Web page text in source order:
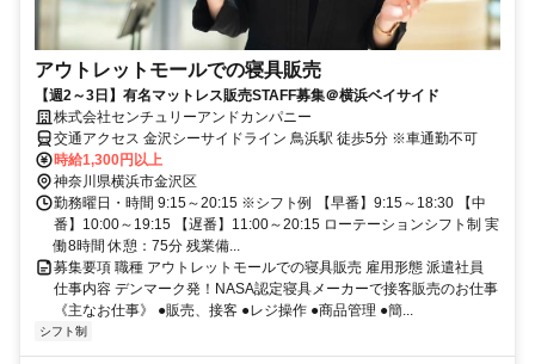
アウトレットモールでの寝具販売
【週2～3日】有名マットレス販売STAFF募集＠横浜ベイサイド
株式会社センチュリーアンドカンパニー
交通アクセス 金沢シーサイドライン 鳥浜駅 徒歩5分 ※車通勤不可
時給1,300円以上
神奈川県横浜市金沢区
勤務曜日・時間 9:15～20:15 ※シフト例 【早番】9:15～18:30 【中
番】10:00～19:15 【遅番】11:00～20:15 ローテーションシフト制 実
働8時間 休憩：75分 残業備...
募集要項 職種 アウトレットモールでの寝具販売 雇用形態 派遣社員
仕事内容 デンマーク発！NASA認定寝具メーカーで接客販売のお仕事
《主なお仕事》 ●販売、接客 ●レジ操作 ●商品管理 ●簡...
シフト制